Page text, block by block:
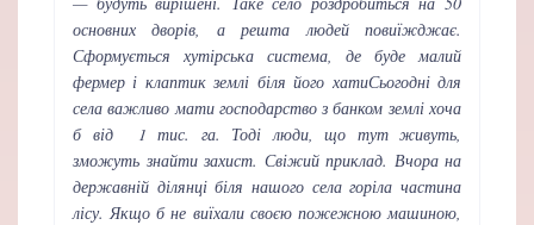
основних дворів, а решта людей повиїжджає.
Сформується хутірська система, де буде малий
фермер і клаптик землі біля його хатиСьогодні для
села важливо мати господарство з банком землі хоча
б від 1 тис. га. Тоді люди, що тут живуть,
зможуть знайти захист. Свіжий приклад. Вчора на
державній ділянці біля нашого села горіла частина
лісу. Якщо б не виїхали своєю пожежною машиною,